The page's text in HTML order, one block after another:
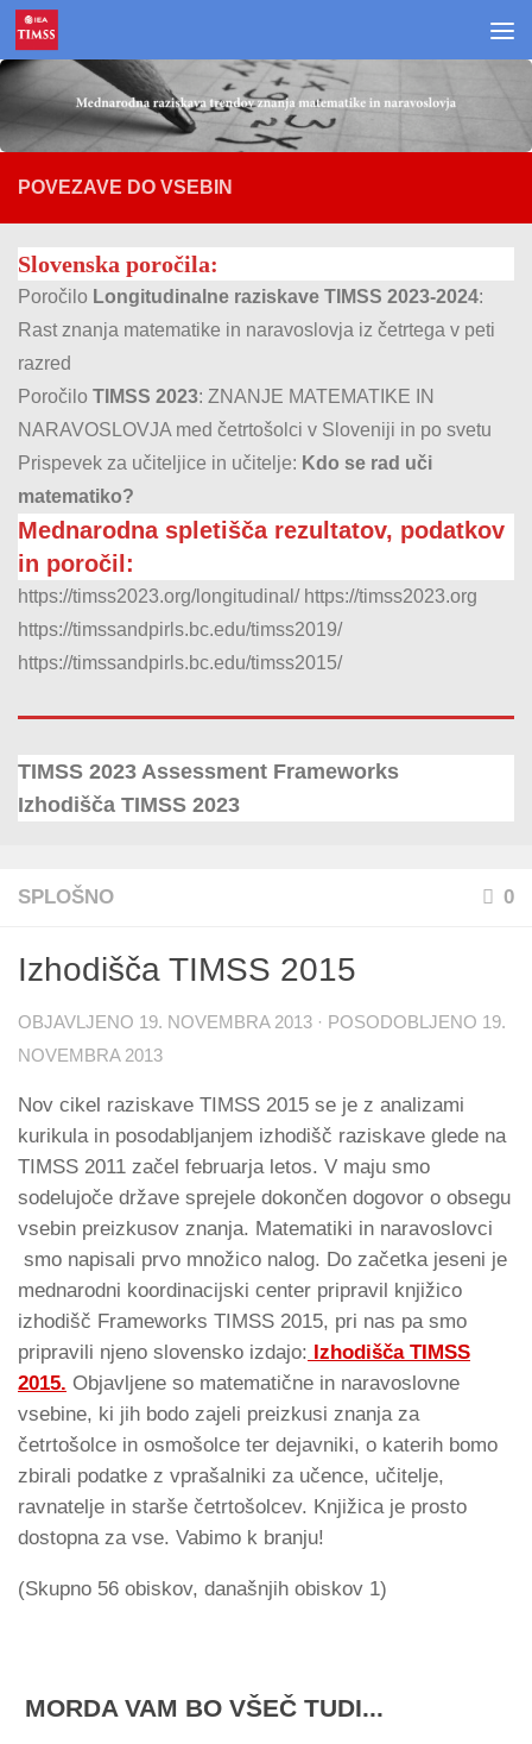
Skoči na vsebino
SPLOŠNO 0
Izhodišča TIMSS 2015
OBJAVLJENO 19. NOVEMBRA 2013 · POSODOBLJENO 19.
NOVEMBRA 2013
Nov cikel raziskave TIMSS 2015 se je z analizami
kurikula in posodabljanjem izhodišč raziskave glede na
TIMSS 2011 začel februarja letos. V maju smo
sodelujoče države sprejele dokončen dogovor o obsegu
vsebin preizkusov znanja. Matematiki in naravoslovci
smo napisali prvo množico nalog. Do začetka jeseni je
mednarodni koordinacijski center pripravil knjižico
izhodišč Frameworks TIMSS 2015, pri nas pa smo
pripravili njeno slovensko izdajo: Izhodišča TIMSS
2015. Objavljene so matematične in naravoslovne
vsebine, ki jih bodo zajeli preizkusi znanja za
četrtošolce in osmošolce ter dejavniki, o katerih bomo
zbirali podatke z vprašalniki za učence, učitelje,
ravnatelje in starše četrtošolcev. Knjižica je prosto
dostopna za vse. Vabimo k branju!
(Skupno 56 obiskov, današnjih obiskov 1)
MORDA VAM BO VŠEČ TUDI...
POVEZAVE DO VSEBIN
Slovenska poročila:
Poročilo Longitudinalne raziskave TIMSS 2023-2024:
Rast znanja matematike in naravoslovja iz četrtega v peti
razred
Poročilo TIMSS 2023: ZNANJE MATEMATIKE IN
NARAVOSLOVJA med četrtošolci v Sloveniji in po svetu
Prispevek za učiteljice in učitelje: Kdo se rad uči
matematiko?
Mednarodna spletišča rezultatov, podatkov
in poročil:
https://timss2023.org/longitudinal/ https://timss2023.org
https://timssandpirls.bc.edu/timss2019/
https://timssandpirls.bc.edu/timss2015/
TIMSS 2023 Assessment Frameworks
Izhodišča TIMSS 2023